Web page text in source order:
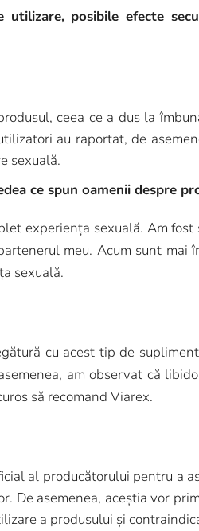
posibile efecte
ceea ce a dus la
au raportat, de
sexuală.
ce spun oamenii despre
experiența sexuală. Am
meu. Acum sunt
sexuală.
cu acest tip de
am observat că
să recomand Viarex.
al producătorului pentru a
De asemenea, aceștia vor
a produsului și